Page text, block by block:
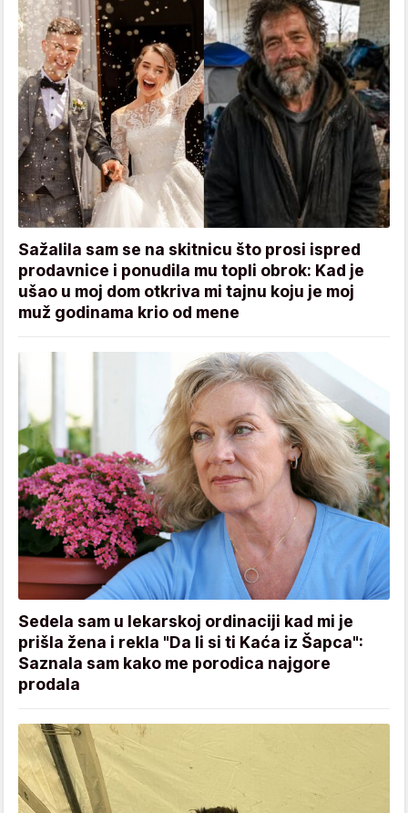
Sažalila sam se na skitnicu što prosi ispred
prodavnice i ponudila mu topli obrok: Kad je
ušao u moj dom otkriva mi tajnu koju je moj
muž godinama krio od mene
Sedela sam u lekarskoj ordinaciji kad mi je
prišla žena i rekla "Da li si ti Kaća iz Šapca":
Saznala sam kako me porodica najgore
prodala